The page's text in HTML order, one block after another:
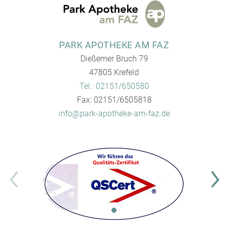
PARK APOTHEKE AM FAZ
Dießemer Bruch 79
47805 Krefeld
Tel.: 02151/650580
Fax: 02151/6505818
info@park-apotheke-am-faz.de